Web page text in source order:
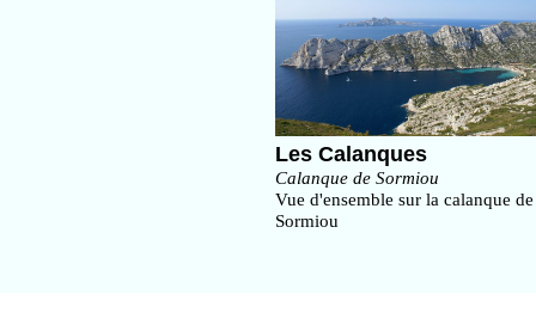
Les Calanques
Calanque de Sormiou
Vue d'ensemble sur la calanque de
Sormiou